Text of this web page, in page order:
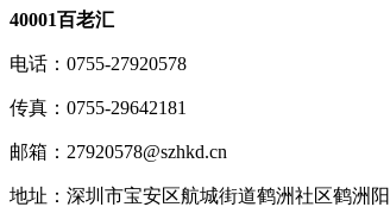
40001百老汇
电话： 0755-27920578
传真： 0755-29642181
邮箱： 27920578@szhkd.cn
地址： 深圳市宝安区航城街道鹤洲社区鹤洲